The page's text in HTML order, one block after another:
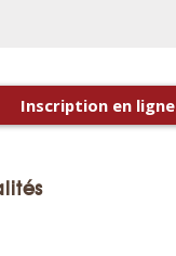
Inscription en ligne